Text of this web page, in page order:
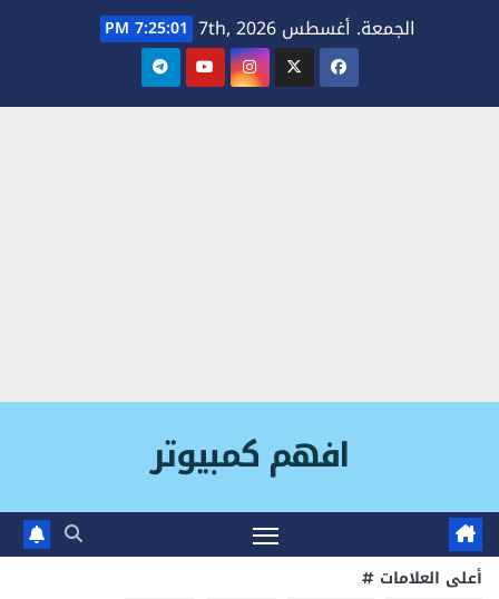
الجمعة. أغسطس 7th, 2026 7:25:03 PM
افهم كمبيوتر
أعلى العلامات